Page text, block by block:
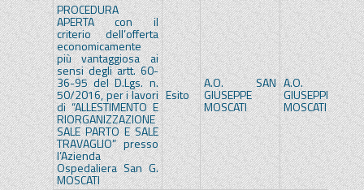
PROCEDURA
APERTA con il
criterio dell’offerta
economicamente
più vantaggiosa ai
sensi degli artt. 60-
36-95 del D.Lgs. n.
50/2016, per i lavori
di “ALLESTIMENTO E
RIORGANIZZAZIONE
SALE PARTO E SALE
TRAVAGLIO” presso
l’Azienda
Ospedaliera San G.
MOSCATI
Esito
A.O. SAN
GIUSEPPE
MOSCATI
A.O. SAN
GIUSEPPE
MOSCATI